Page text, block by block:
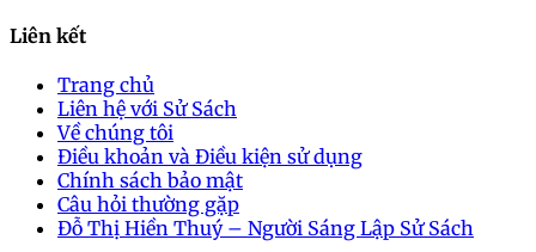
Liên kết
Trang chủ
Liên hệ với Sử Sách
Về chúng tôi
Điều khoản và Điều kiện sử dụng
Chính sách bảo mật
Câu hỏi thường gặp
Đỗ Thị Hiền Thuý – Người Sáng Lập Sử Sách